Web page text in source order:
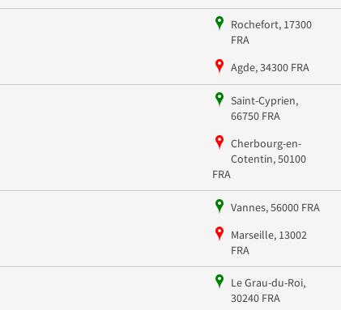
Rochefort, 17300
FRA
Agde, 34300 FRA
Saint-Cyprien,
66750 FRA
Cherbourg-en-
Cotentin, 50100
FRA
Vannes, 56000 FRA
Marseille, 13002
FRA
Le Grau-du-Roi,
30240 FRA